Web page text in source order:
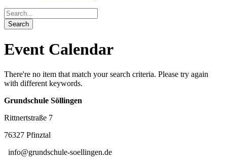
Event Calendar
There're no item that match your search criteria. Please try again
with different keywords.
Grundschule Söllingen
Rittnertstraße 7
76327 Pfinztal
info@grundschule-soellingen.de